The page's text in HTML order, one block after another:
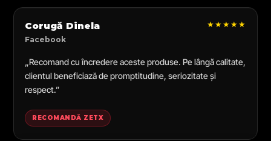
Corugă Dinela
Facebook
★★★★★
„Recomand cu încredere aceste produse. Pe lângă calitate,
clientul beneficiază de promptitudine, seriozitate și
respect.”
RECOMANDĂ ZETX